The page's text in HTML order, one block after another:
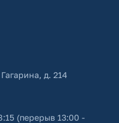
д. 214
(перерыв 13:00 -